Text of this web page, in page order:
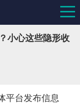
小心这些隐形收
平台发布信息